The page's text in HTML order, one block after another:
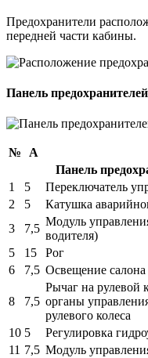
Предохранители
передней части кабины.
Панель
№ А
Панель
1
5
Переключатель
2
5
Катушка
3
7,5
Модуль
водителя)
5
15
Рог
6
7,5 Освещение
8 7,5
Рычаг на рулевой
органы
рулевого колеса
10 5
Регулировка
11 7,5 Модуль